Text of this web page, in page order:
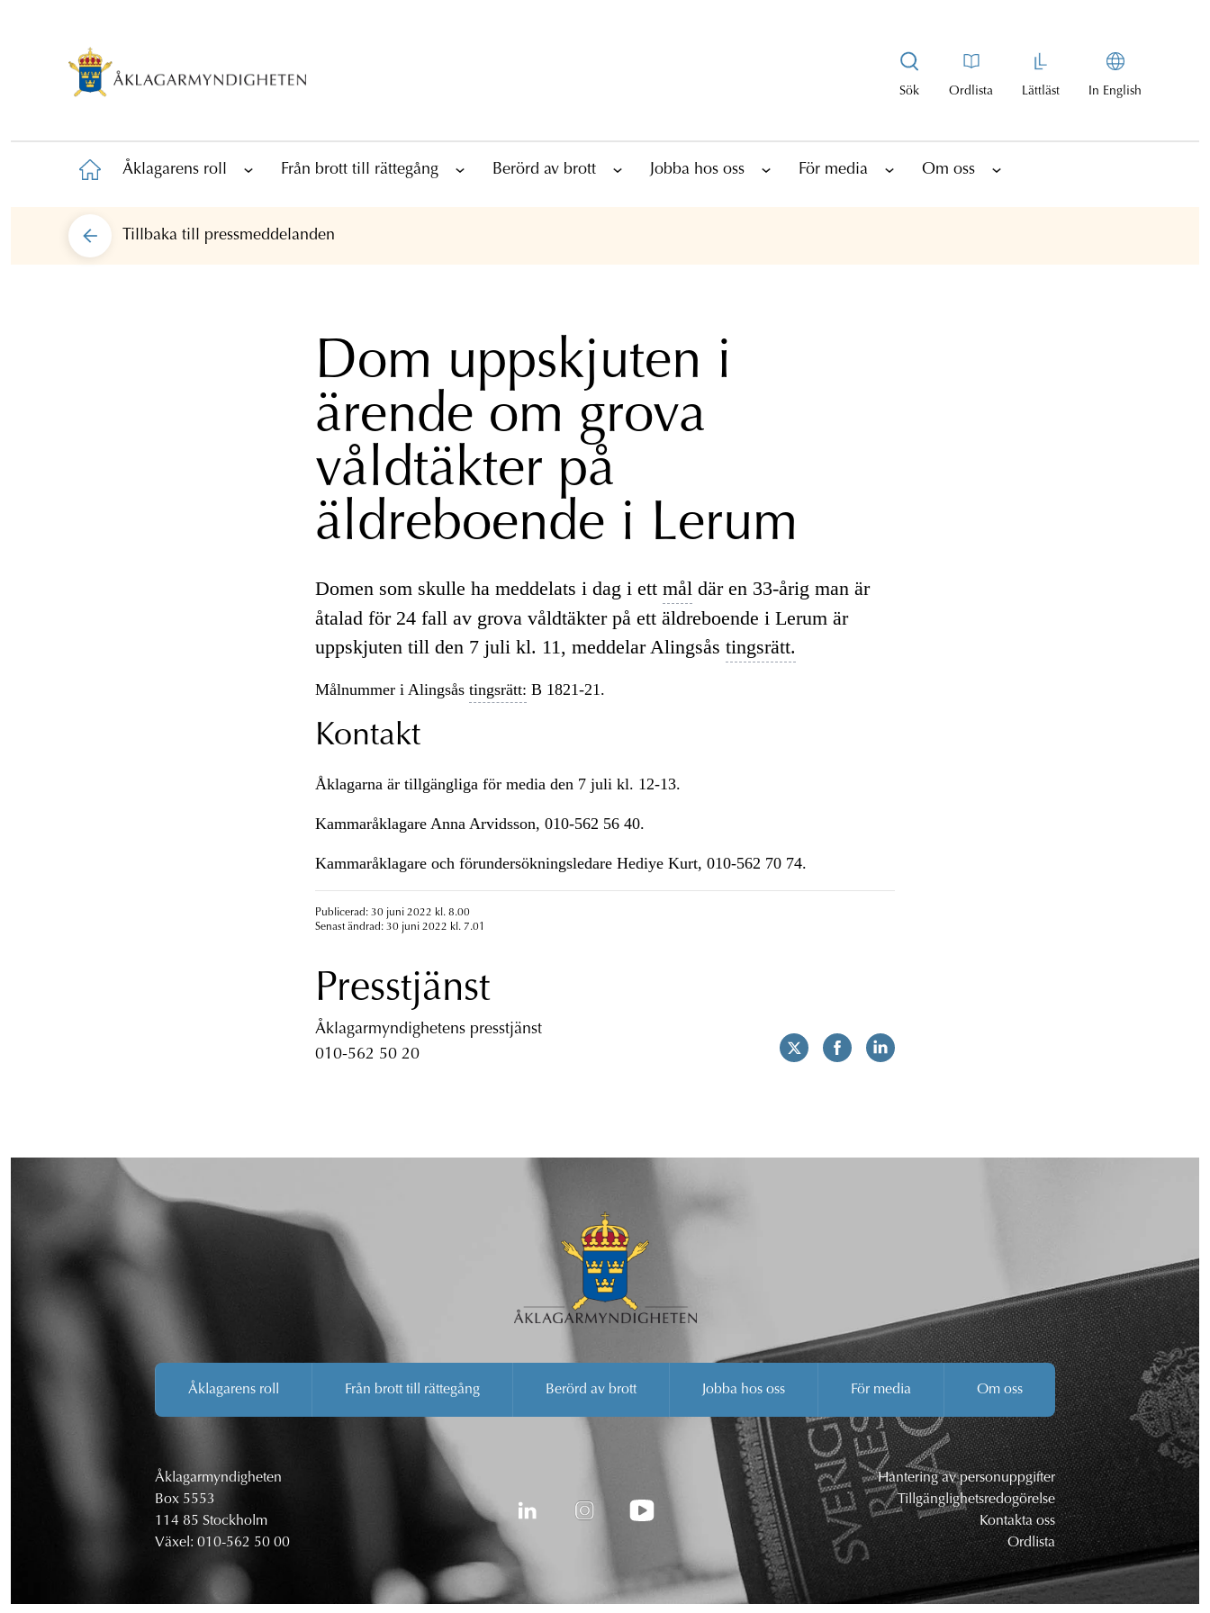
Sök Ordlista Lättläst In English
Åklagarens roll Från brott till rättegång Berörd av brott Jobba hos oss För media Om oss
Tillbaka till pressmeddelanden
Dom uppskjuten i
ärende om grova
våldtäkter på
äldreboende i Lerum
Domen som skulle ha meddelats i dag i ett mål där en 33-årig man är
åtalad för 24 fall av grova våldtäkter på ett äldreboende i Lerum är
uppskjuten till den 7 juli kl. 11, meddelar Alingsås tingsrätt.
Målnummer i Alingsås tingsrätt: B 1821-21.
Kontakt
Åklagarna är tillgängliga för media den 7 juli kl. 12-13.
Kammaråklagare Anna Arvidsson, 010-562 56 40.
Kammaråklagare och förundersökningsledare Hediye Kurt, 010-562 70 74.
Publicerad: 30 juni 2022 kl. 8.00
Senast ändrad: 30 juni 2022 kl. 7.01
Presstjänst
Åklagarmyndighetens presstjänst
010-562 50 20
Åklagarens roll Från brott till rättegång Berörd av brott Jobba hos oss För media Om oss
Åklagarmyndigheten
Box 5553
114 85 Stockholm
Växel: 010-562 50 00
Hantering av personuppgifter
Tillgänglighetsredogörelse
Kontakta oss
Ordlista